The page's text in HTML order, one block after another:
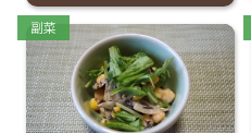
Categories:
副菜